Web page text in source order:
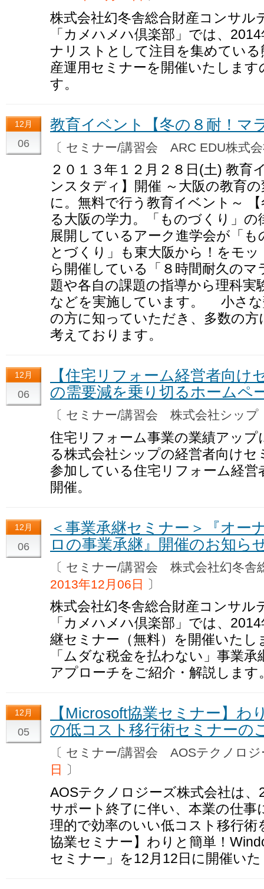
株式会社幻冬舎総合財産コンサル
「カメハメハ倶楽部」では、
ナリストとして注目を集めてい
産運用セミナーを開催いたしま
す。
12月
06
教育イベント【冬の８耐！マ
〔 セミナー/講習会 ARC EDU株式
２０１３年１２月２８日(土) 教育
ンスタディ】開催 ～大阪の教育
に。無料で行う教育イベント～
る大阪の学力。「ものづくり」
展開しているアーク進学会が「
とづくり」も東大阪から！をモ
ら開催している「８時間耐久の
題や各自の課題の指導から理科実
などを実施しています。 小さな
の方に知っていただき、多数の
考えております。
12月
06
【住宅リフォーム経営者向け
の需要減を乗り切るホームペ
〔 セミナー/講習会 株式会社シッ
住宅リフォーム事業の業績アッ
る株式会社シップの経営者向け
参加している住宅リフォーム経
開催。
12月
06
＜事業承継セミナー＞『オー
ロの事業承継』開催のお知ら
〔 セミナー/講習会 株式会社幻冬
2013年12月06日
〕
株式会社幻冬舎総合財産コンサル
「カメハメハ倶楽部」では、
継セミナー（無料）を開催いたし
「ムダな税金を払わない」事業
アプローチをご紹介・解説します
12月
05
【Microsoft協業セミナー】わ
の低コスト移行術セミナーの
〔 セミナー/講習会 AOSテクノロ
日
〕
AOSテクノロジーズ株式会社は
サポート終了に伴い、本業の仕
理的で効率のいい低コスト移行術
協業セミナー】わりと簡単！
セミナー」を12月12日に開催い